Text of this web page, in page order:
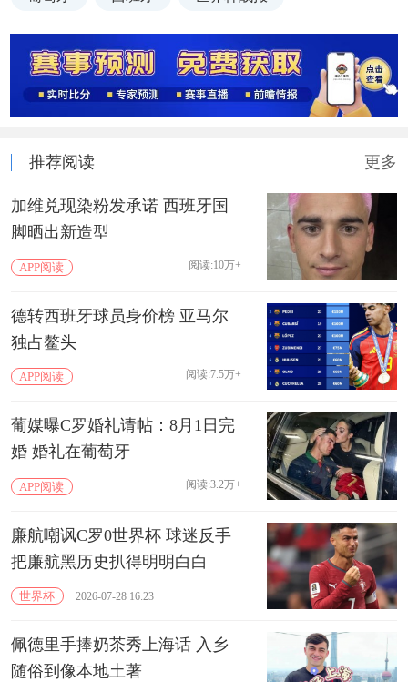
推荐阅读 更多
加维兑现染粉发承诺 西班牙国
脚晒出新造型
APP阅读 阅读:10万+
德转西班牙球员身价榜 亚马尔
独占鳌头
APP阅读 阅读:7.5万+
葡媒曝C罗婚礼请帖：8月1日完
婚 婚礼在葡萄牙
APP阅读 阅读:3.2万+
廉航嘲讽C罗0世界杯 球迷反手
把廉航黑历史扒得明明白白
世界杯 2026-07-28 16:23
佩德里手捧奶茶秀上海话 入乡
随俗到像本地土著